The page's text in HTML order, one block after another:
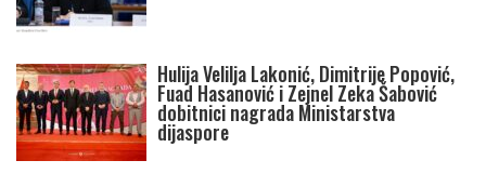
Hulija Velilja Lakonić, Dimitrije Popović,
Fuad Hasanović i Zejnel Zeka Šabović
dobitnici nagrada Ministarstva
dijaspore